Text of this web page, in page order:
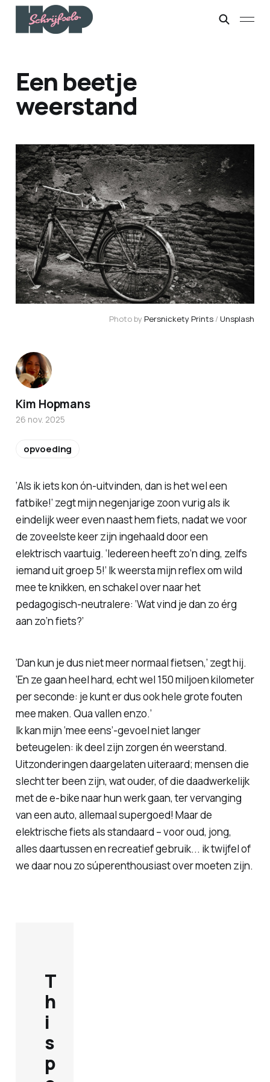
Een beetje
weerstand
Photo by Persnickety Prints / Unsplash
‘Als ik iets kon ón-uitvinden, dan is het wel een
fatbike!’ zegt mijn negenjarige zoon vurig als ik
eindelijk weer even naast hem fiets, nadat we voor
de zoveelste keer zijn ingehaald door een
elektrisch vaartuig. ‘Iedereen heeft zo’n ding, zelfs
iemand uit groep 5!’ Ik weersta mijn reflex om wild
mee te knikken, en schakel over naar het
pedagogisch-neutralere: ‘Wat vind je dan zo érg
aan zo’n fiets?’
‘Dan kun je dus niet meer normaal fietsen,’ zegt hij.
‘En ze gaan heel hard, echt wel 150 miljoen kilometer
per seconde: je kunt er dus ook hele grote fouten
mee maken. Qua vallen enzo.’
Ik kan mijn ‘mee eens’-gevoel niet langer
beteugelen: ik deel zijn zorgen én weerstand.
Uitzonderingen daargelaten uiteraard; mensen die
slecht ter been zijn, wat ouder, of die daadwerkelijk
met de e-bike naar hun werk gaan, ter vervanging
van een auto, allemaal supergoed! Maar de
elektrische fiets als standaard – voor oud, jong,
alles daartussen en recreatief gebruik... ik twijfel of
we daar nou zo súperenthousiast over moeten zijn.
T
h
i
s
p
Kim Hopmans
26 nov. 2025
opvoeding